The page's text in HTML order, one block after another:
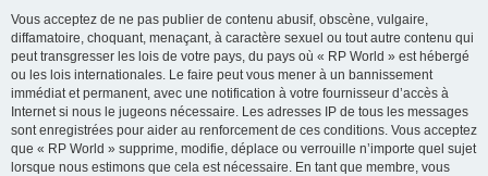
Vous acceptez de ne pas publier de contenu abusif, obscène, vulgaire,
diffamatoire, choquant, menaçant, à caractère sexuel ou tout autre contenu qui
peut transgresser les lois de votre pays, du pays où « RP World » est hébergé
ou les lois internationales. Le faire peut vous mener à un bannissement
immédiat et permanent, avec une notification à votre fournisseur d’accès à
Internet si nous le jugeons nécessaire. Les adresses IP de tous les messages
sont enregistrées pour aider au renforcement de ces conditions. Vous acceptez
que « RP World » supprime, modifie, déplace ou verrouille n’importe quel sujet
lorsque nous estimons que cela est nécessaire. En tant que membre, vous